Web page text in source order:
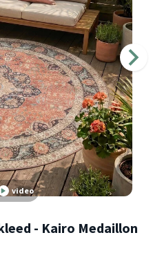
video
- Kairo Medaillon